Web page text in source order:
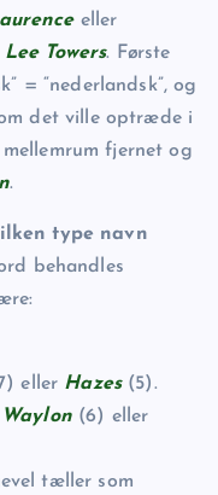
eller
Lee Towers. Første
= “nederlandsk”, og
det ville optræde i
fjernet og
.
type navn
behandles
eller Hazes(5).
Waylon(6) eller
tæller som